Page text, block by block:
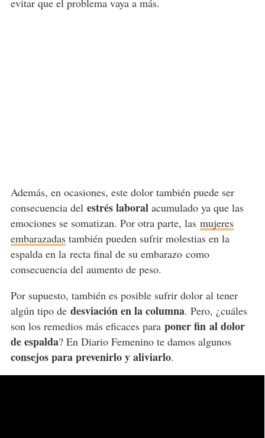
Además, en ocasiones, este dolor también puede ser
consecuencia del estrés laboral acumulado ya que las
emociones se somatizan. Por otra parte, las mujeres
embarazadastambién pueden sufrir molestias en la
espalda en larecta final de su embarazocomo
consecuencia del aumento de peso.
Por supuesto, también es posible sufrir dolor al tener
algún tipo de desviación en la columna. Pero, ¿cuáles
son los remedios más eficaces para poner final dolor
de espalda? En Diario Femenino te damos algunos
consejos para prevenirlo y aliviarlo.